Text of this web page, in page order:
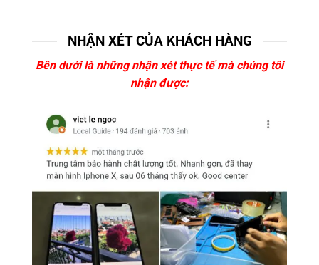
NHẬN XÉT CỦA KHÁCH HÀNG
Bên dưới là những nhận xét thực tế mà chúng tôi
nhận được: